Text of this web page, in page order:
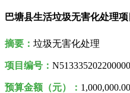
巴塘县生活垃圾无害化处理项
摘要： 垃圾无害化处理
项目编号：
预算金额（元）：